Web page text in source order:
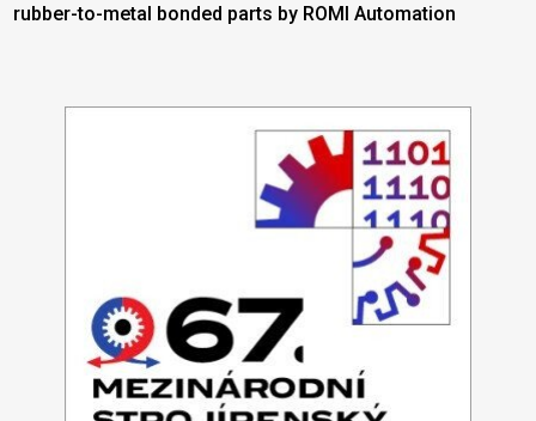
rubber-to-metal bonded parts by ROMI Automation